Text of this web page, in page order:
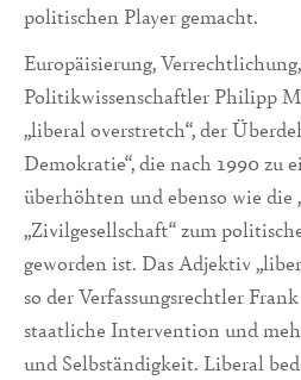
politischen Player gemacht.
Europäisierung,
Politikwissenschaftler Philipp
„liberal overstretch“, der
Demokratie“, die nach 1990 zu
überhöhten und ebenso wie die
„Zivilgesellschaft“ zum
geworden ist. Das Adjektiv
so der Verfassungsrechtler
staatliche Intervention und
und Selbständigkeit. Liberal